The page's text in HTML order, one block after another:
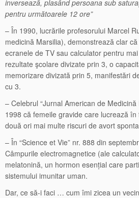
inversează, plasând persoana sub
pentru următoarele 12 ore”
– În 1990, lucrările profesorului Marcel
medicină Marsilia), demonstrează clar
ecranele de TV sau calculator pentru
rezultate şcolare divizate prin 3, o
memorizare divizată prin 5, manifestări
cu 3.
– Celebrul “Jurnal American de
1998 că femeile gravide care lucrează
două ori mai multe riscuri de avort
– În “Science et Vie” nr. 888 din
Câmpurile electromagnetice (ale
melatonină, un hormon esențial care
sistemului imunitar uman.
Dar, ce să-i faci … cum îmi zicea un